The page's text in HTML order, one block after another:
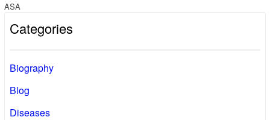
ASA
Categories
Biography
Blog
Diseases